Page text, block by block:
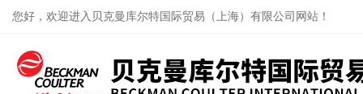
您好，欢迎进入贝克曼库尔特国际贸易（上海）有限公司网站！